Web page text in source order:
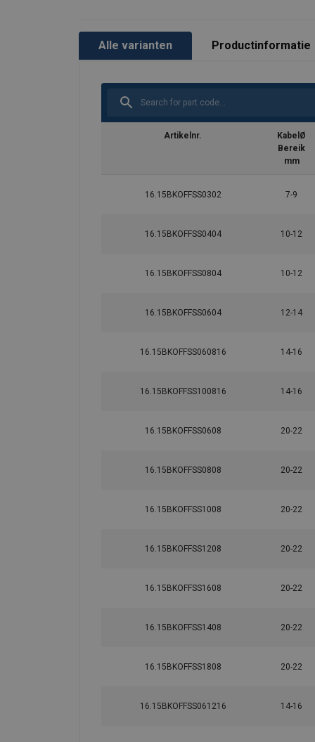
Alle varianten Productinformatie
Artikelnr.
KabelØ
Bereik
mm
16.15BKOFFSS0302 7-9
16.15BKOFFSS0404 10-12
16.15BKOFFSS0804 10-12
16.15BKOFFSS0604 12-14
16.15BKOFFSS060816 14-16
16.15BKOFFSS100816 14-16
16.15BKOFFSS0608 20-22
16.15BKOFFSS0808 20-22
16.15BKOFFSS1008 20-22
16.15BKOFFSS1208 20-22
16.15BKOFFSS1608 20-22
16.15BKOFFSS1408 20-22
16.15BKOFFSS1808 20-22
16.15BKOFFSS061216 14-16